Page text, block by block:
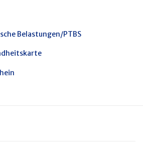
Belastungen/PTBS